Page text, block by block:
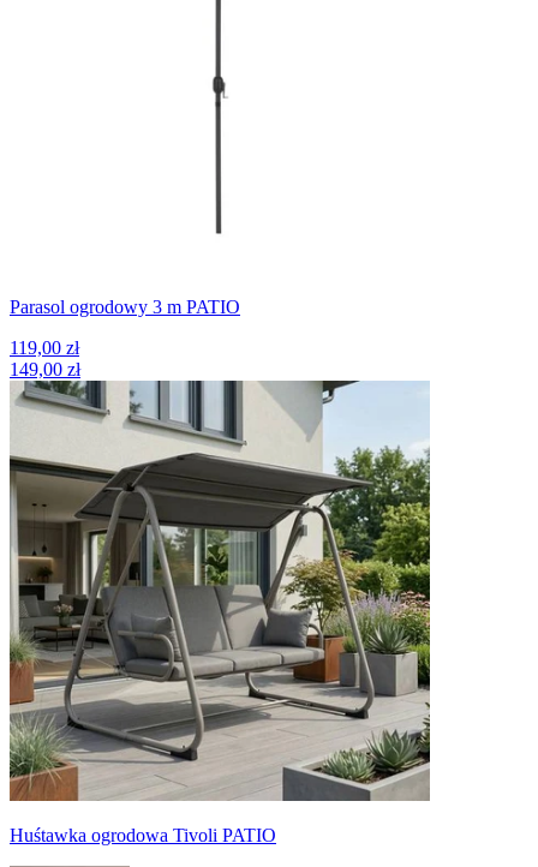
Parasol ogrodowy 3 m PATIO
119,00 zł
149,00 zł
Huśtawka ogrodowa Tivoli PATIO